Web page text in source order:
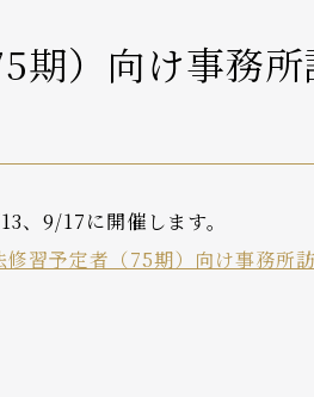
期）向け事務
、9/17に開催します。
習予定者（75期）向け事務所